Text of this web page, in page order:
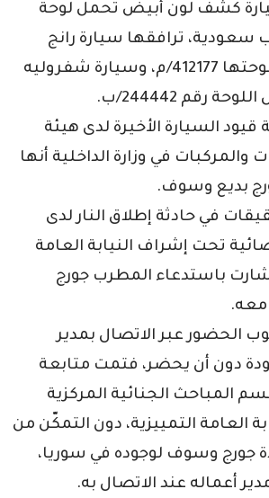
كشف لون أبيض تحمل لوحة
019/ل.ب سعودية، ترافقها سيارة رانج
روفر سوداء رقم لوحتها 412177/م، وسيارة شفروليه
رقم 244442/ب.
قيود السيارة الأخيرة لدى هيئة
والمركبات في وزارة الداخلية أنها
بديع وسوف.
في حادثة إطلاق النار لدى
تحت إشراف النيابة العامة
باستدعاء المطرب جورج
الحضور عبر الاتصال بمدير
دون أن يحضر، فتمت متابعة
المباحث الجنائية المركزية
العامة التمييزية، دون التمكّن من
جورج وسوف لوجوده في سوريا،
أعماله عند الاتصال به.